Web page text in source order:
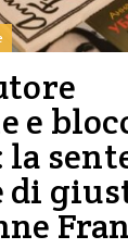
e
di